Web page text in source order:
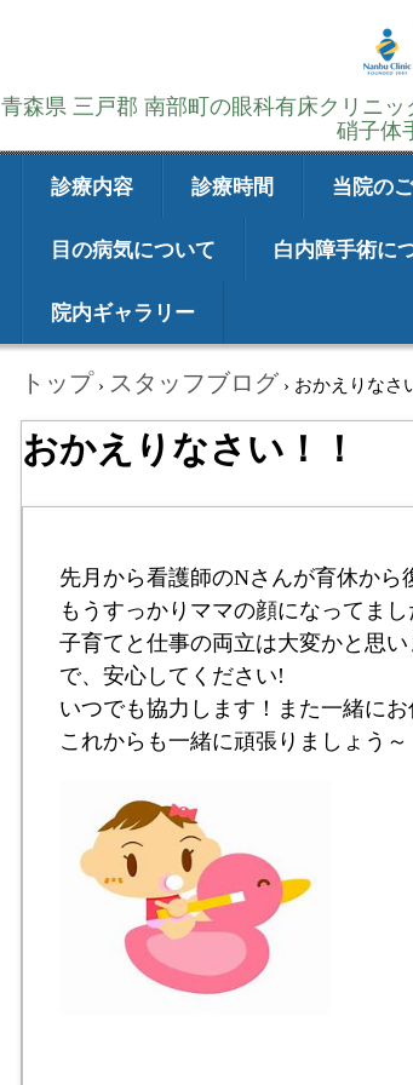
青森県 三戸郡 南部町の眼科有床クリニ
硝子体
診療内容 診療時間 当院の
目の病気について 白内障手術に
院内ギャラリー
トップ › スタッフブログ › おかえりなさ
おかえりなさい！！
先月から看護師のNさんが育休から
もうすっかりママの顔になってまし
子育てと仕事の両立は大変かと思
で、安心してください!
いつでも協力します！また一緒に
これからも一緒に頑張りましょう～